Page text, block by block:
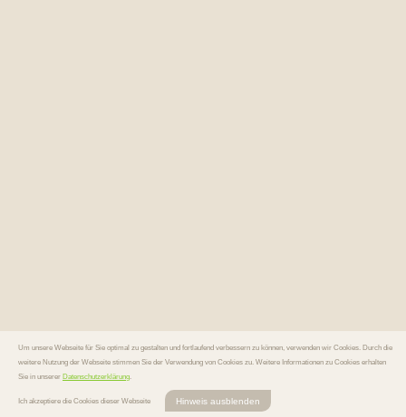
Um unsere Webseite für Sie optimal zu gestalten und fortlaufend verbessern zu können, verwenden wir Cookies. Durch die
weitere Nutzung der Webseite stimmen Sie der Verwendung von Cookies zu. Weitere Informationen zu Cookies erhalten
Sie in unserer Datenschutzerklärung.
Ich akzeptiere die Cookies dieser Webseite Hinweis ausblenden